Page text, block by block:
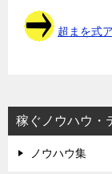
超まを式
稼ぐノウハウ・
ノウハウ集